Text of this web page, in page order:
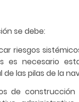
se debe:
riesgos
es necesario
las pilas de la
de construcción